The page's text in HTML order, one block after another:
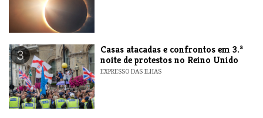
3
Casas atacadas e confrontos em 3.ª
noite de protestos no Reino Unido
EXPRESSO DAS ILHAS